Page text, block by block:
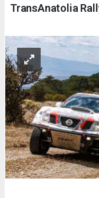
TransAnatolia